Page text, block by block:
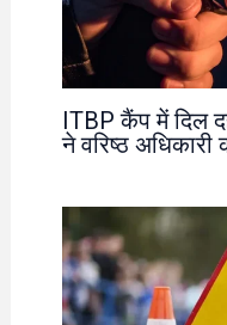
ITBP कैंप में दिल
ने वरिष्ठ अधिकारी